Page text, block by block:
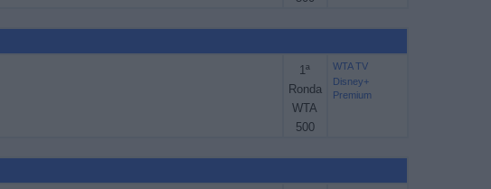
1ª
Ronda
WTA
500
WTA TV
Disney+
Premium